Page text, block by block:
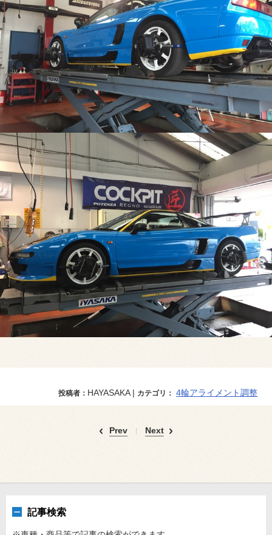
投稿者： HAYASAKA | カテゴリ： 4輪アライメント調整
Prev Next
記事検索